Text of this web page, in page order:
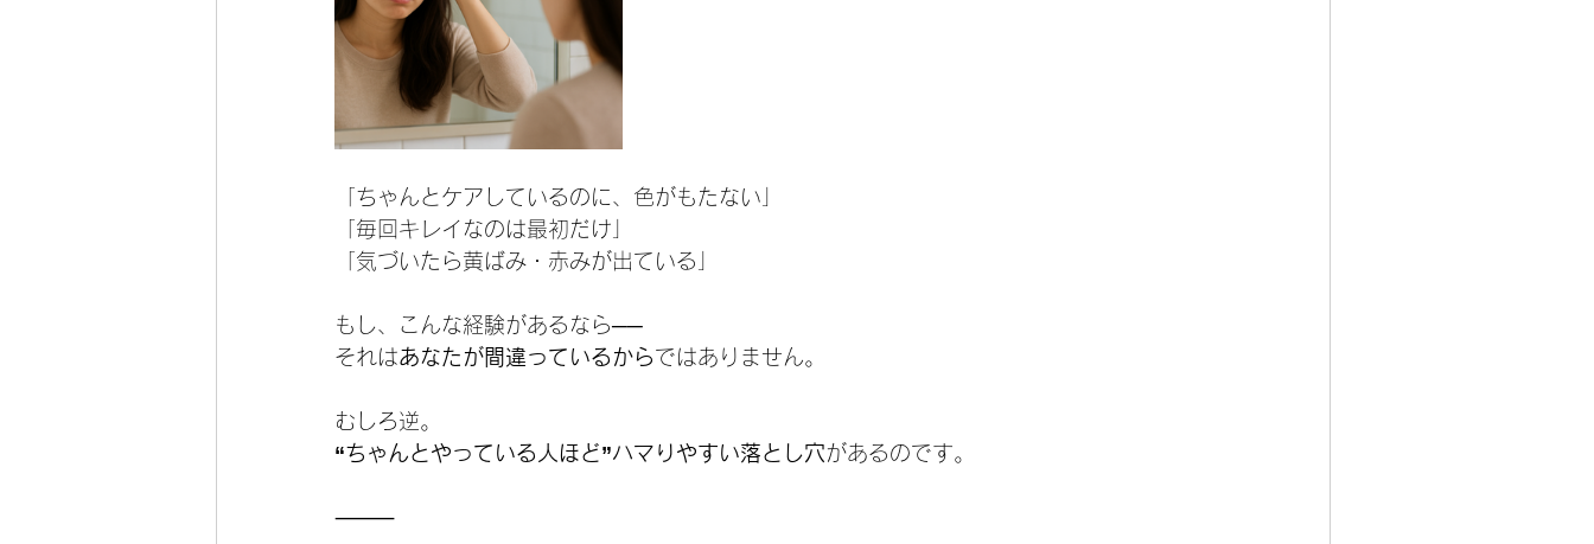
「ちゃんとケアしているのに、色がもたない」
「毎回キレイなのは最初だけ」
「気づいたら黄ばみ・赤みが出ている」
もし、こんな経験があるなら──
それはあなたが間違っているからではありません。
むしろ逆。
“ちゃんとやっている人ほど”ハマりやすい落とし穴があるのです。
⸻